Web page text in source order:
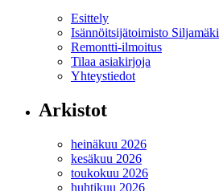
Esittely
Isännöitsijätoimisto Siljamäki
Remontti-ilmoitus
Tilaa asiakirjoja
Yhteystiedot
Arkistot
heinäkuu 2026
kesäkuu 2026
toukokuu 2026
huhtikuu 2026